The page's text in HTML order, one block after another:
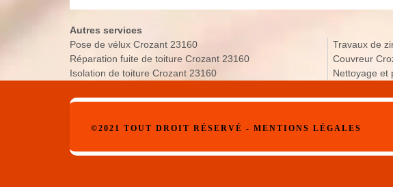
Autres services
Pose de vélux Crozant 23160
Réparation fuite de toiture Crozant 23160
Isolation de toiture Crozant 23160
Travaux de
Couvreur
Nettoyage et
©2021 TOUT DROIT RÉSERVÉ - MENTIONS LÉGALES